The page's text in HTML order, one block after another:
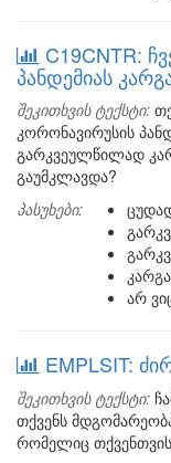
C19CNTR:
პანდემიას
შეკითხვის ტექსტი:
კორონავირუსის
გარკვეულწილად
გაუმკლავდა?
პასუხები:
არ
EMPLSIT:
შეკითხვის ტექსტი:
თქვენს
რომელიც